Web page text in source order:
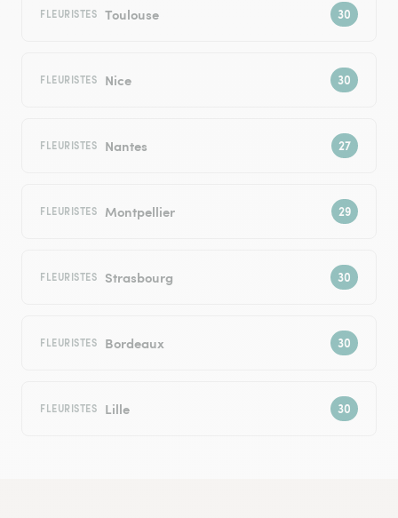
FLEURISTES Toulouse
FLEURISTES Nice
FLEURISTES Nantes
FLEURISTES Montpellier
FLEURISTES Strasbourg
FLEURISTES Bordeaux
FLEURISTES Lille